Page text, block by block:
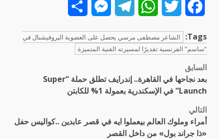
Facebook
Twitter
WhatsApp
Telegram
Messenger
Tags:
الشاعر مصطفى مرسي يحصل على العضوية البروفيشنال في
“ساسم” الفرنسية تقديرًا لمسيرته الفنية المتميزة
تصفّح
المقالات
السابق
بعد نجاحها في القاهرة.. إندرايف تطلق حملة “Super
Launch” في الإسكندرية بعمولة 1% للكابتن
التالي
أمراء وملوك العالم بيعملوا ايه في قصر عابدين ..كواليس حفل
«ذا جراند بول» من داخل القصر